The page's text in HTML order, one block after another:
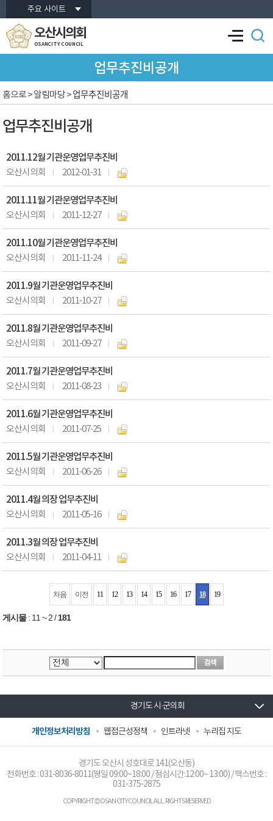
본문바로가기주요 사이트
오산시의회
OSANCITY COUNCIL
업무추진비공개
업무추진비공개
홈으로> 알림마당 >업무추진비공개
2011.12월 기관운영업무추진비
오산시의회 2012-01-31
2011.11월 기관운영업무추진비
오산시의회 2011-12-27
2011.10월 기관운영업무추진비
오산시의회 2011-11-24
2011.9월 기관운영업무추진비
오산시의회 2011-10-27
2011.8월 기관운영업무추진비
오산시의회 2011-09-27
2011.7월 기관운영업무추진비
오산시의회 2011-08-23
2011.6월 기관운영업무추진비
오산시의회 2011-07-25
2011.5월 기관운영업무추진비
오산시의회 2011-06-26
2011.4월 의장 업무추진비
오산시의회 2011-05-16
2011.3월 의장 업무추진비
오산시의회 2011-04-11
처음 이전 11 12 13 14 15 16 17 18 19
게시물: 11 ~ 2 /181
경기도 시·군의회
개인정보처리방침 웹접근성정책 인트라넷 누리집 지도
경기도 오산시 성호대로 141(오산동)
전화번호 :031-8036-8011(평일 09:00~18:00 / 점심시간:12:00~ 13:00) / 팩스번호 :
031-375-2875
COPYRIGHT © OSAN CITY COUNCIL ALL. RIGHTS RESERVED